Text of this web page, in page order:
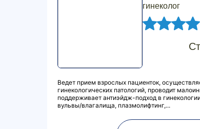
гинеколог
Ведет прием взрослых пациенток,
гинекологических патологий, проводит
поддерживает антиэйдж-подход в
вульвы/влагалища, плазмолифтинг,...